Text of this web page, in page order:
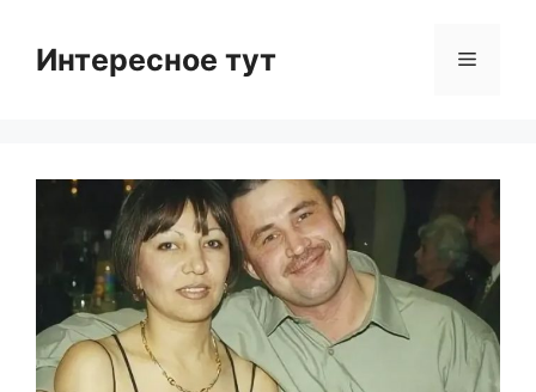
contentИнтересное тут Menu